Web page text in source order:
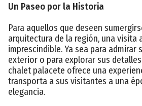
Un Paseo por la Historia
Para aquellos que deseen
arquitectura de la región, una visita
imprescindible. Ya sea para admirar
exterior o para explorar sus
chalet palacete ofrece una
transporta a sus visitantes a una
elegancia.